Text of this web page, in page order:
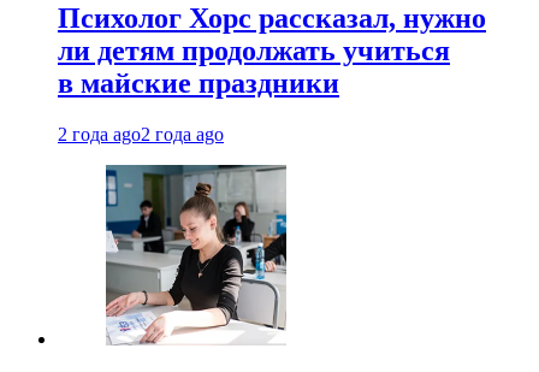
Психолог Хорс рассказал, нужно
ли детям продолжать учиться
в майские праздники
2 года ago2 года ago